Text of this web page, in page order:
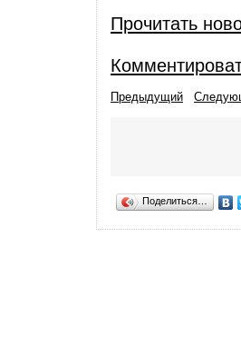
Прочитать
Предыдущий
Поделиться…